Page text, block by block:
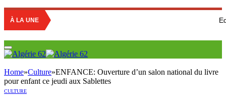
À LA UNE Education
Home»Culture»ENFANCE: Ouverture d’un salon national du livre
pour enfant ce jeudi aux Sablettes
CULTURE